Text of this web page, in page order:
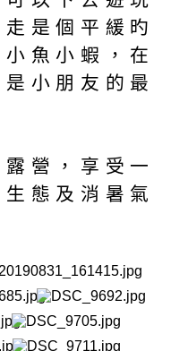
是個平緩旳
魚小蝦，在
小朋友的最
營，享受一
態及消暑氣